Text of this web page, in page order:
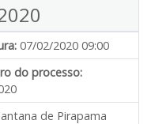
07/02/2020 09:00
do processo:
de Pirapama